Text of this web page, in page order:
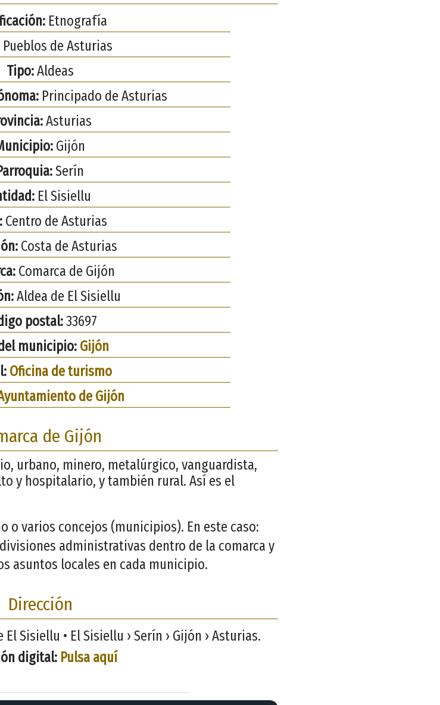
Etnografía
Pueblos de Asturias
Tipo:Aldeas
Principado de Asturias
Asturias
Gijón
Serín
El Sisiellu
Centro de Asturias
Costa de Asturias
Comarca de Gijón
Aldea de El Sisiellu
postal:33697
municipio: Gijón
Oficina de turismo
de Gijón
de Gijón
urbano, minero, metalúrgico, vanguardista,
y hospitalario, y también rural. Así es el
o varios concejos (municipios). En este caso:
administrativas dentro de la comarca y
asuntos locales en cada municipio.
Dirección
El Sisiellu • El Sisiellu › Serín › Gijón › Asturias.
digital: Pulsa aquí